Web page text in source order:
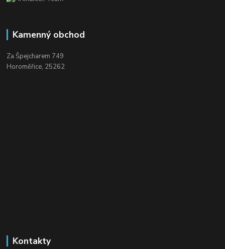
Kamenný obchod
Za Špejcharem 749
Horoměřice, 25262
Kontakty